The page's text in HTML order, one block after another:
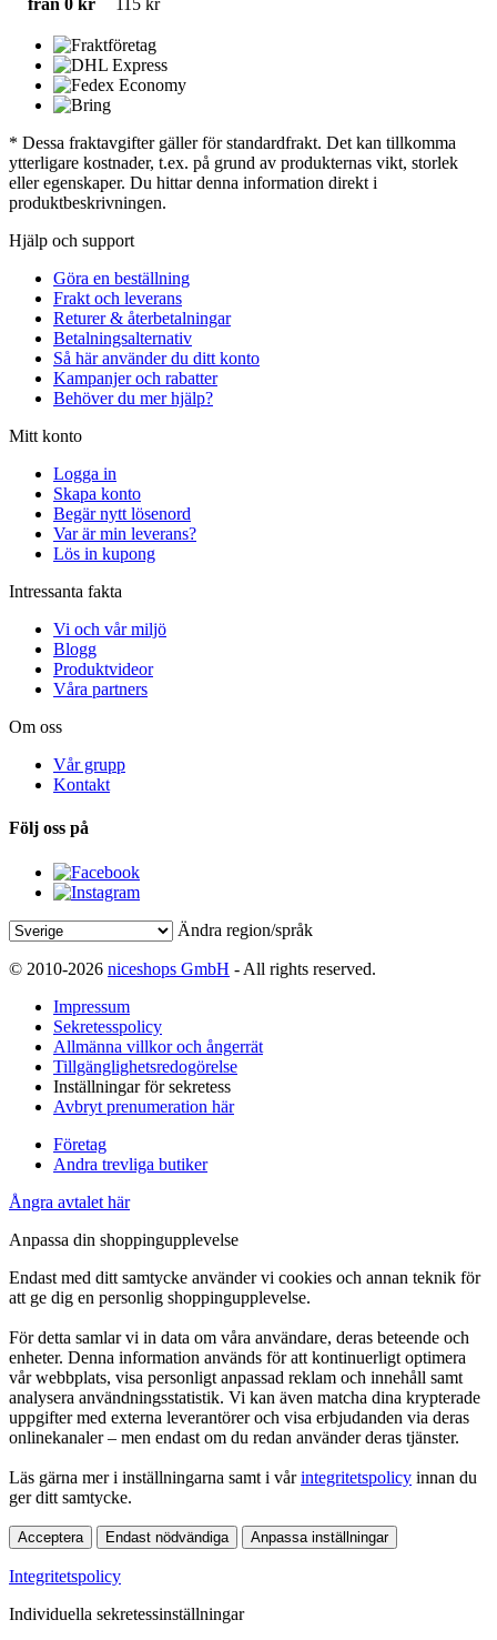
från 0 kr 115 kr
* Dessa fraktavgifter gäller för standardfrakt. Det kan tillkomma
ytterligare kostnader, t.ex. på grund av produkternas vikt, storlek
eller egenskaper. Du hittar denna information direkt i
produktbeskrivningen.
Hjälp och support
Göra en beställning
Frakt och leverans
Returer & återbetalningar
Betalningsalternativ
Så här använder du ditt konto
Kampanjer och rabatter
Behöver du mer hjälp?
Mitt konto
Logga in
Skapa konto
Begär nytt lösenord
Var är min leverans?
Lös in kupong
Intressanta fakta
Vi och vår miljö
Blogg
Produktvideor
Våra partners
Om oss
Vår grupp
Kontakt
Följ oss på
Ändra region/språk
© 2010-2026 niceshops GmbH - All rights reserved.
Impressum
Sekretesspolicy
Allmänna villkor och ångerrät
Tillgänglighetsredogörelse
Inställningar för sekretess
Avbryt prenumeration här
Företag
Andra trevliga butiker
Ångra avtalet här
Anpassa din shoppingupplevelse
Endast med ditt samtycke använder vi cookies och annan teknik för
att ge dig en personlig shoppingupplevelse.
För detta samlar vi in data om våra användare, deras beteende och
enheter. Denna information används för att kontinuerligt optimera
vår webbplats, visa personligt anpassad reklam och innehåll samt
analysera användningsstatistik. Vi kan även matcha dina krypterade
uppgifter med externa leverantörer och visa erbjudanden via deras
onlinekanaler – men endast om du redan använder deras tjänster.
Läs gärna mer i inställningarna samt i vårintegritetspolicy innan du
ger ditt samtycke.
Acceptera Endast nödvändiga Anpassa inställningar
Integritetspolicy
Individuella sekretessinställningar